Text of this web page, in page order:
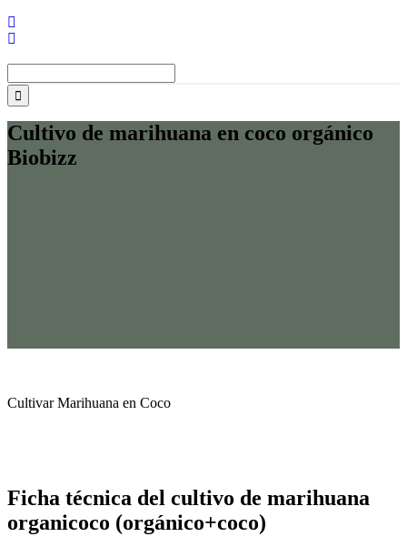
Cultivo de marihuana en coco orgánico
Biobizz
Cultivar Marihuana en Coco
Ficha técnica del cultivo de marihuana
organicoco (orgánico+coco)